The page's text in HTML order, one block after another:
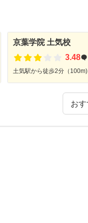
京葉学院 土気校
3.48
土気駅から徒歩2分（100m)